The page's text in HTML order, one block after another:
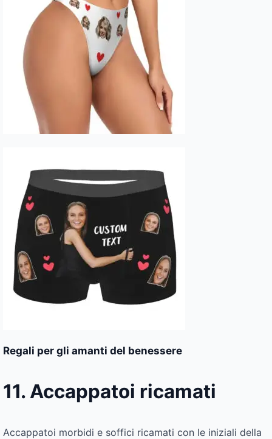
Regali per gli amanti del benessere
11. Accappatoi ricamati
Accappatoi morbidi e soffici ricamati con le iniziali della